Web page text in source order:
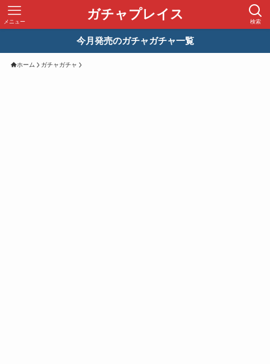
ガチャプレイス 検索
メニュー
今月発売のガチャガチャ一覧
ホーム ガチャガチャ